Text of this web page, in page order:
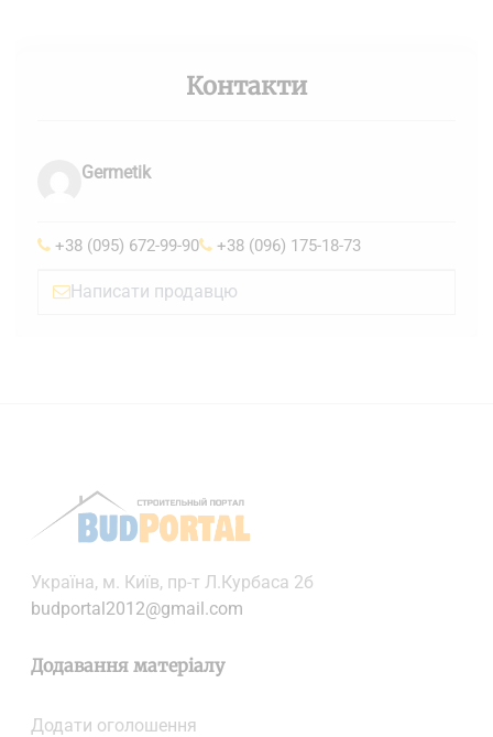
Контакти
Germetik
+38 (095) 672-99-90 +38 (096) 175-18-73
Написати продавцю
Українa, м. Київ, пр-т Л.Курбаса 2б
budportal2012@gmail.com
Додавання матеріалу
Додати oголошення